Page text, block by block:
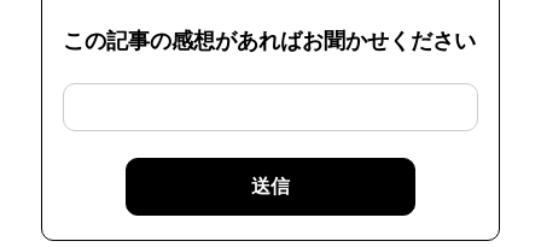
この記事の感想があればお聞かせください
送信